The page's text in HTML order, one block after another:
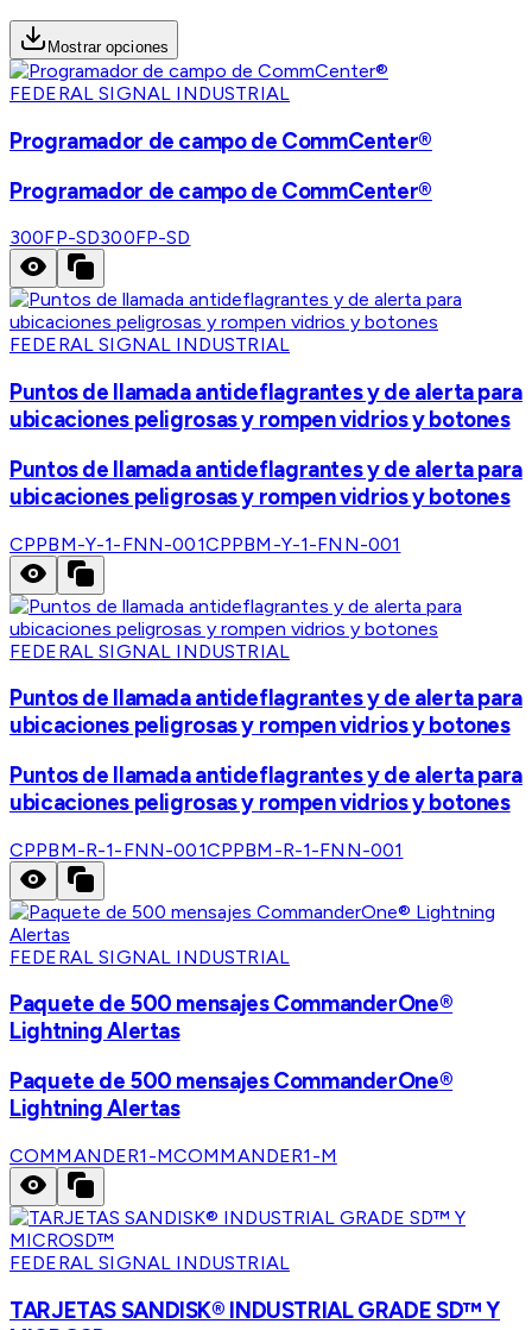
Mostrar opciones
FEDERAL SIGNAL INDUSTRIAL
Programador de campo de CommCenter®
Programador de campo de CommCenter®
300FP-SD300FP-SD
FEDERAL SIGNAL INDUSTRIAL
Puntos de llamada antideflagrantes y de alerta para
ubicaciones peligrosas y rompen vidrios y botones
Puntos de llamada antideflagrantes y de alerta para
ubicaciones peligrosas y rompen vidrios y botones
CPPBM-Y-1-FNN-001CPPBM-Y-1-FNN-001
FEDERAL SIGNAL INDUSTRIAL
Puntos de llamada antideflagrantes y de alerta para
ubicaciones peligrosas y rompen vidrios y botones
Puntos de llamada antideflagrantes y de alerta para
ubicaciones peligrosas y rompen vidrios y botones
CPPBM-R-1-FNN-001CPPBM-R-1-FNN-001
FEDERAL SIGNAL INDUSTRIAL
Paquete de 500 mensajes CommanderOne®
Lightning Alertas
Paquete de 500 mensajes CommanderOne®
Lightning Alertas
COMMANDER1-MCOMMANDER1-M
FEDERAL SIGNAL INDUSTRIAL
TARJETAS SANDISK® INDUSTRIAL GRADE SD™ Y